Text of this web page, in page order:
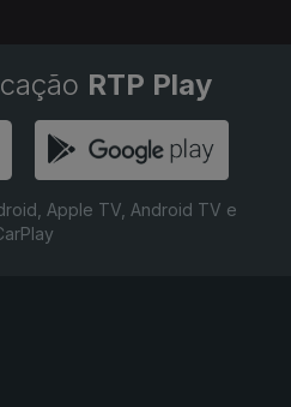
RTP Play
Apple TV, Android TV e